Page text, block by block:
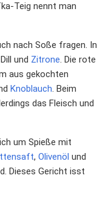
Teig nennt man
nach Soße fragen. In
und Zitrone . Die rote
aus gekochten
Knoblauch . Beim
das Fleisch und
um Spieße mit
, Olivenöl und
Dieses Gericht isst